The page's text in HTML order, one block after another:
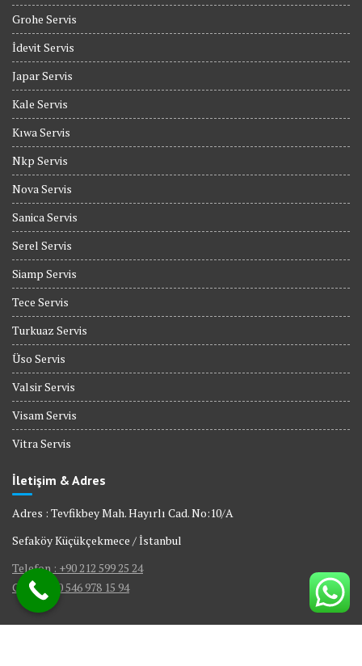
Grohe Servis
İdevit Servis
Japar Servis
Kale Servis
Kıwa Servis
Nkp Servis
Nova Servis
Sanica Servis
Serel Servis
Siamp Servis
Tece Servis
Turkuaz Servis
Üso Servis
Valsir Servis
Visam Servis
Vitra Servis
İletişim & Adres
Adres : Tevfikbey Mah. Hayırlı Cad. No:10/A
Sefaköy Küçükçekmece / İstanbul
Telefon : +90 212 599 25 24
GSM : +90 546 978 15 94